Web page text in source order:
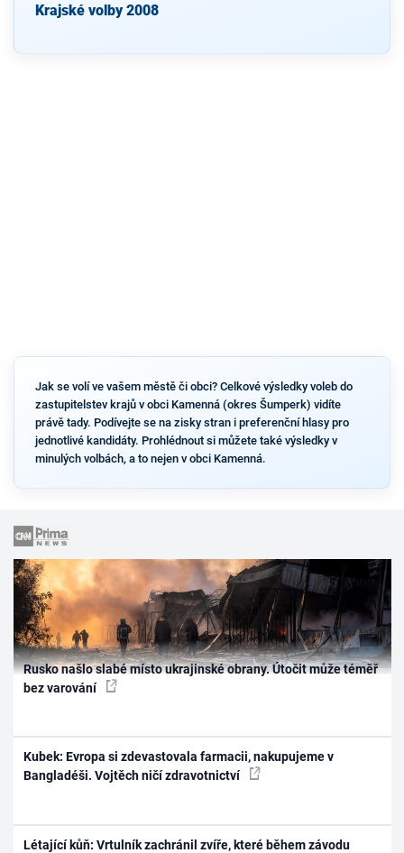
Krajské volby 2008
Jak se volí ve vašem městě či obci? Celkové výsledky voleb do
zastupitelstev krajů v obci Kamenná (okres Šumperk) vidíte
právě tady. Podívejte se na zisky stran i preferenční hlasy pro
jednotlivé kandidáty. Prohlédnout si můžete také výsledky v
minulých volbách, a to nejen v obci Kamenná.
Rusko našlo slabé místo ukrajinské obrany. Útočit může téměř
bez varování
Kubek: Evropa si zdevastovala farmacii, nakupujeme v
Bangladéši. Vojtěch ničí zdravotnictví
Létající kůň: Vrtulník zachránil zvíře, které během závodu